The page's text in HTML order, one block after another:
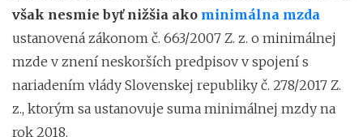
však nesmie byť nižšia ako minimálna mzda
ustanovená zákonom č. 663/2007 Z. z. o minimálnej
mzde v znení neskorších predpisov v spojení s
nariadením vlády Slovenskej republiky č. 278/2017 Z.
z., ktorým sa ustanovuje suma minimálnej mzdy na
rok 2018.